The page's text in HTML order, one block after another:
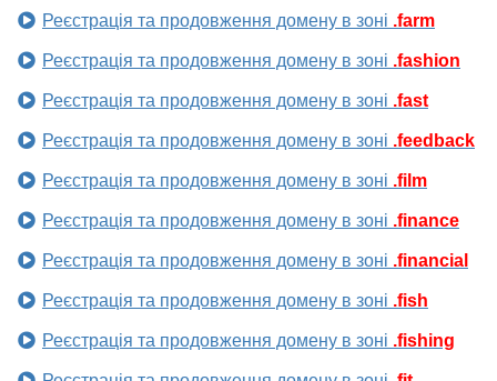
Реєстрація та продовження домену в зоні .farm
Реєстрація та продовження домену в зоні .fashion
Реєстрація та продовження домену в зоні .fast
Реєстрація та продовження домену в зоні .feedback
Реєстрація та продовження домену в зоні .film
Реєстрація та продовження домену в зоні .finance
Реєстрація та продовження домену в зоні .financial
Реєстрація та продовження домену в зоні .fish
Реєстрація та продовження домену в зоні .fishing